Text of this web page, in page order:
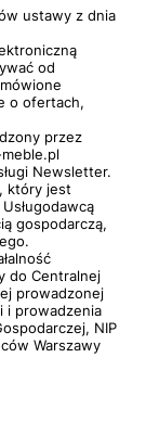
ustawy z dnia
od
o ofertach,
przez
Newsletter.
który jest
gospodarczą,
do Centralnej
prowadzonej
i prowadzenia
NIP
Warszawy